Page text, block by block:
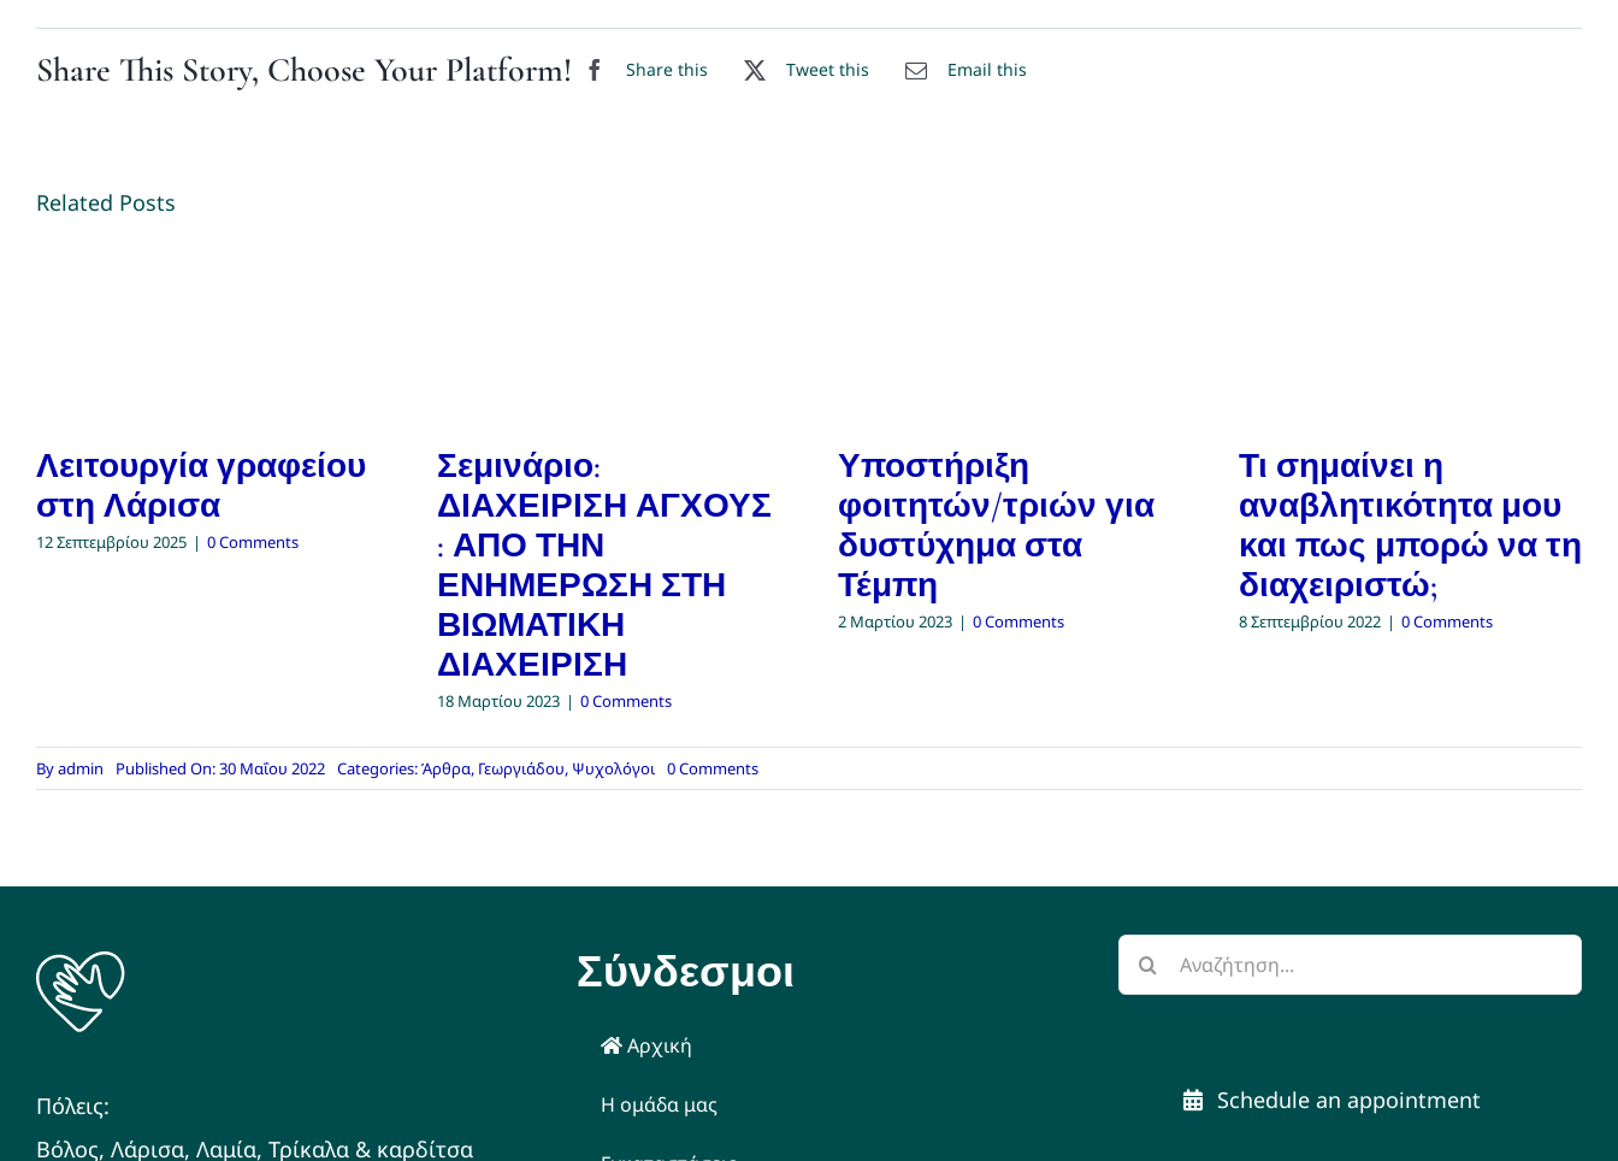
Share This Story, Choose Your Platform! Share this Tweet this Email this
Related Posts
Λειτουργία γραφείου
στη Λάρισα
12 Σεπτεμβρίου 2025 | 0 Comments
Σεμινάριο:
ΔΙΑΧΕΙΡΙΣΗ ΑΓΧΟΥΣ
: ΑΠΟ ΤΗΝ
ΕΝΗΜΕΡΩΣΗ ΣΤΗ
ΒΙΩΜΑΤΙΚΗ
ΔΙΑΧΕΙΡΙΣΗ
18 Μαρτίου 2023 | 0 Comments
Υποστήριξη
φοιτητών/τριών για
δυστύχημα στα
Τέμπη
2 Μαρτίου 2023 | 0 Comments
Τι σημαίνει η
αναβλητικότητα μου
και πως μπορώ να τη
διαχειριστώ;
8 Σεπτεμβρίου 2022 | 0 Comments
Byadmin Published On: 30 Μαΐου 2022 Categories:Άρθρα, Γεωργιάδου, Ψυχολόγοι 0 Commentson
Άγχος
Πόλεις:
Βόλος, Λάρισα, Λαμία, Τρίκαλα & καρδίτσα
Σύνδεσμοι
Αρχική
Η ομάδα μας
Αναζήτηση
για:
Schedule an appointment